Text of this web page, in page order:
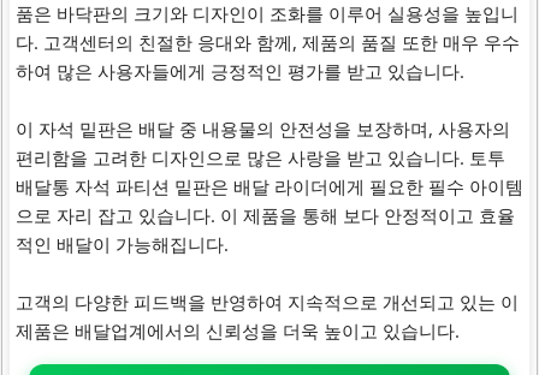
품은 바닥판의 크기와 디자인이 조화를 이루어 실용성을 높입니
다. 고객센터의 친절한 응대와 함께, 제품의 품질 또한 매우 우수
하여 많은 사용자들에게 긍정적인 평가를 받고 있습니다.
이 자석 밑판은 배달 중 내용물의 안전성을 보장하며, 사용자의
편리함을 고려한 디자인으로 많은 사랑을 받고 있습니다. 토투
배달통 자석 파티션 밑판은 배달 라이더에게 필요한 필수 아이템
으로 자리 잡고 있습니다. 이 제품을 통해 보다 안정적이고 효율
적인 배달이 가능해집니다.
고객의 다양한 피드백을 반영하여 지속적으로 개선되고 있는 이
제품은 배달업계에서의 신뢰성을 더욱 높이고 있습니다.